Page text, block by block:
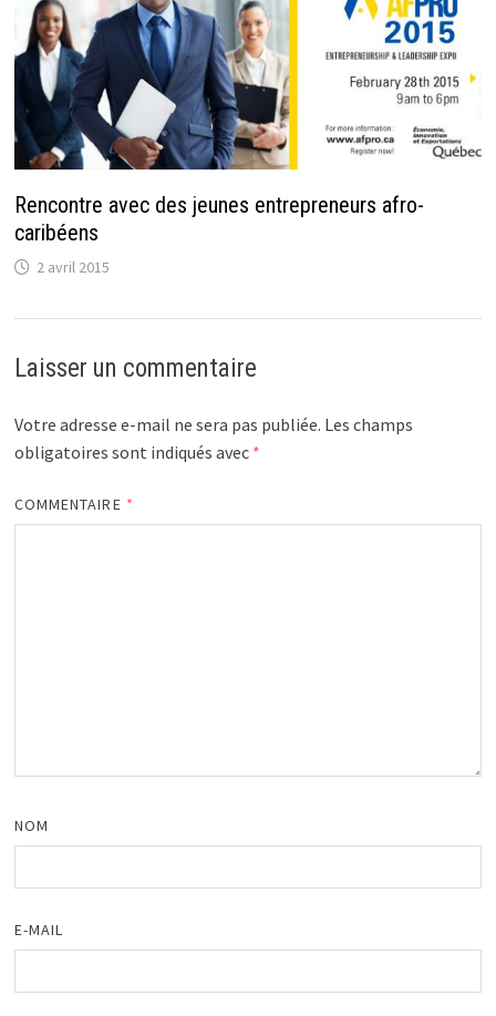
Rencontre avec des jeunes entrepreneurs afro-
caribéens
2 avril 2015
Laisser un commentaire
Votre adresse e-mail ne sera pas publiée. Les champs
obligatoires sont indiqués avec *
COMMENTAIRE *
NOM
E-MAIL